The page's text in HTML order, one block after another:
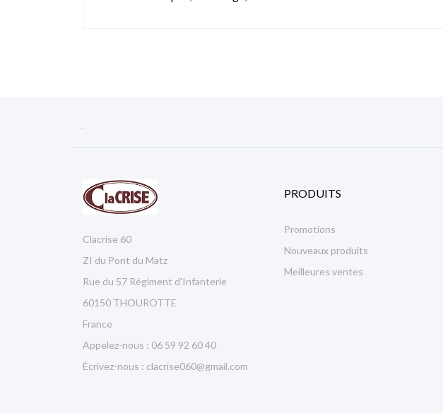

Clacrise 60
ZI du Pont du Matz
Rue du 57 Régiment d'Infanterie
60150 THOUROTTE
France
Appelez-nous : 06 59 92 60 40
Écrivez-nous : clacrise060@gmail.com
PRODUITS
Promotions
Nouveaux produits
Meilleures ventes